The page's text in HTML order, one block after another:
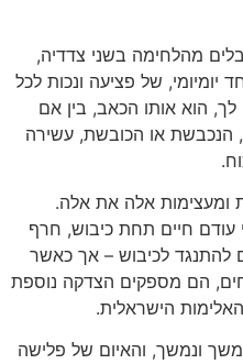
מהלחימה בשני צדדיה,
של פציעה ונכות לכל
הוא אותו הכאב, בין אם
הנכבשת או הכובשת, עשירה
ומעצימות אלה את אלה.
עודם חיים תחת כיבוש, חרף
לכיבוש – אך כאשר
הם מספקים הצדקה נוספת
הישראלית.
ונמשך, והאיום של פלישה